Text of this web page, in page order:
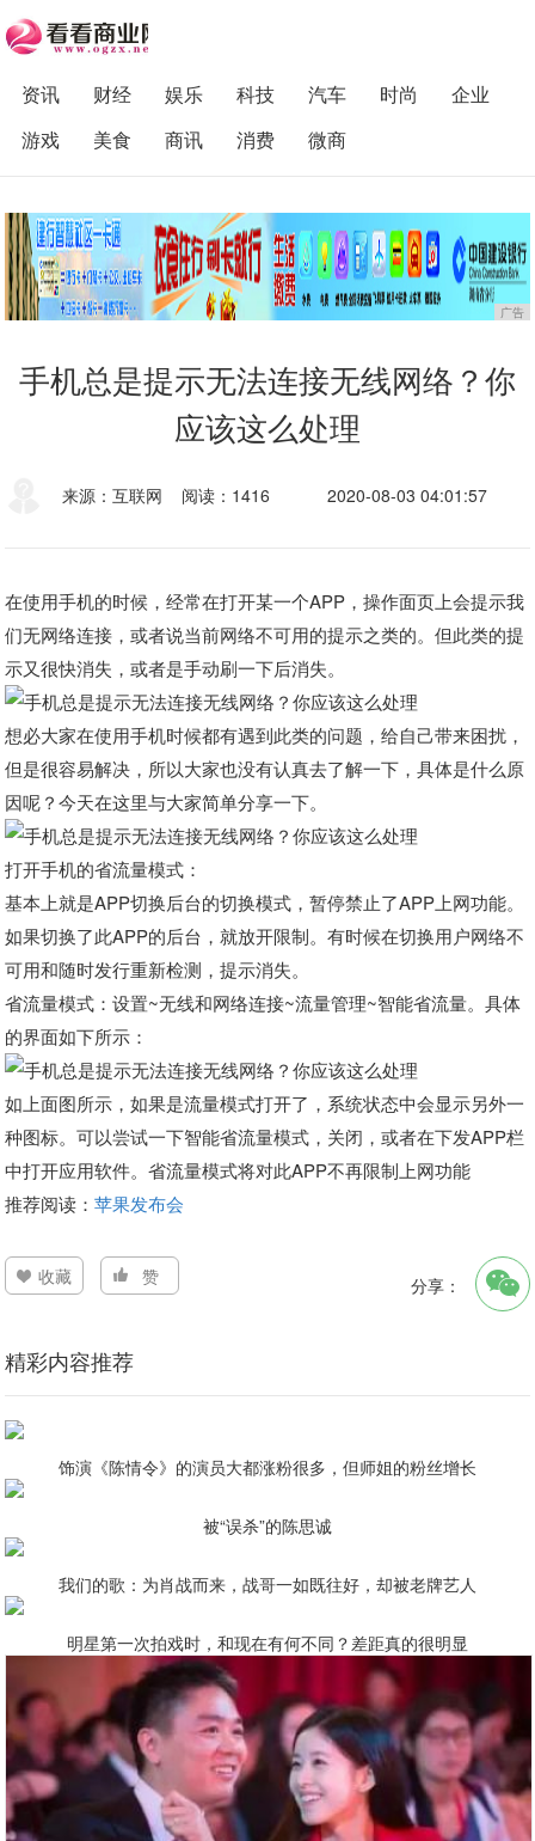
资讯 财经 娱乐 科技 汽车 时尚
企业
游戏
美食 商讯 消费 微商
广告
手机总是提示无法连接无线网络？你
应该这么处理
来源：互联网 阅读：1416 2020-08-03 04:01:57
在使用手机的时候，经常在打开某一个APP，操作面页上会提示我
们无网络连接，或者说当前网络不可用的提示之类的。但此类的提
示又很快消失，或者是手动刷一下后消失。
想必大家在使用手机时候都有遇到此类的问题，给自己带来困扰，
但是很容易解决，所以大家也没有认真去了解一下，具体是什么原
因呢？今天在这里与大家简单分享一下。
打开手机的省流量模式：
基本上就是APP切换后台的切换模式，暂停禁止了APP上网功能。
如果切换了此APP的后台，就放开限制。有时候在切换用户网络不
可用和随时发行重新检测，提示消失。
省流量模式：设置~无线和网络连接~流量管理~智能省流量。具体
的界面如下所示：
如上面图所示，如果是流量模式打开了，系统状态中会显示另外一
种图标。可以尝试一下智能省流量模式，关闭，或者在下发APP栏
中打开应用软件。省流量模式将对此APP不再限制上网功能
推荐阅读：苹果发布会
收藏 赞 分享：
精彩内容推荐
饰演《陈情令》的演员大都涨粉很多，但师姐的粉丝增长
被“误杀”的陈思诚
我们的歌：为肖战而来，战哥一如既往好，却被老牌艺人
明星第一次拍戏时，和现在有何不同？差距真的很明显